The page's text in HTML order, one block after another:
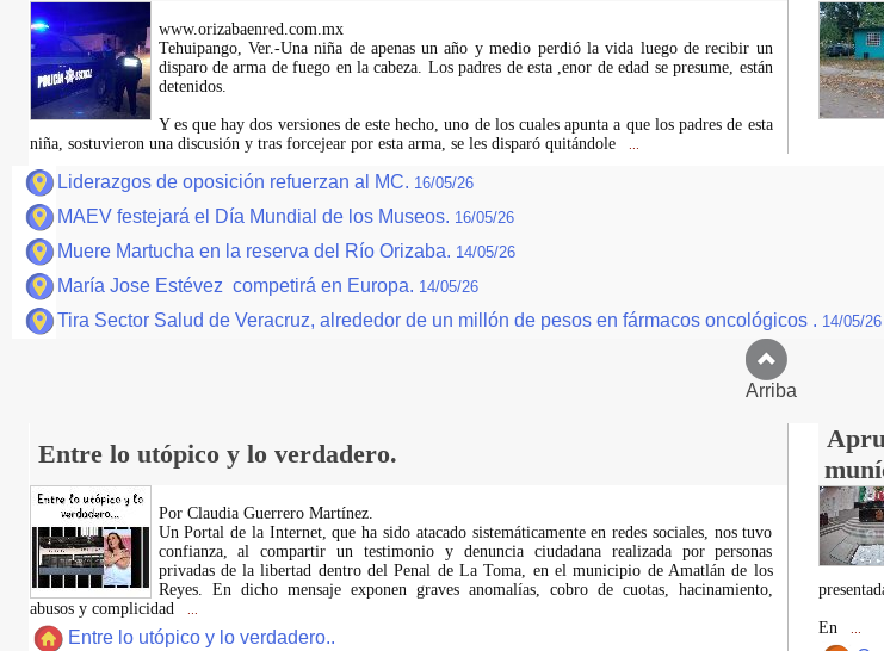
www.orizabaenred.com.mx
Tehuipango, Ver.-Una niña de apenas un año y medio perdió la vida luego de recibir un
disparo de arma de fuego en la cabeza. Los padres de esta ,enor de edad se presume, están
detenidos.
Y es que hay dos versiones de este hecho, uno de los cuales apunta a que los padres de esta
niña, sostuvieron una discusión y tras forcejear por esta arma, se les disparó quitándole
Liderazgos de oposición refuerzan al MC. 16/05/26
MAEV festejará el Día Mundial de los Museos. 16/05/26
Muere Martucha en la reserva del Río Orizaba. 14/05/26
María Jose Estévez competirá en Europa. 14/05/26
Tira Sector Salud de Veracruz, alrededor de un millón de pesos en fármacos oncológicos . 14/05/26
Arriba
Entre lo utópico y lo verdadero.
Por Claudia Guerrero Martínez.
​Un Portal de la Internet, que ha sido atacado sistemáticamente en redes sociales, nos tuvo
confianza, al compartir un testimonio y denuncia ciudadana realizada por personas
privadas de la libertad dentro del Penal de La Toma, en el municipio de Amatlán de los
Reyes. En dicho mensaje exponen graves anomalías, cobro de cuotas, hacinamiento,
abusos y complicidad
Entre lo utópico y lo verdadero..
En